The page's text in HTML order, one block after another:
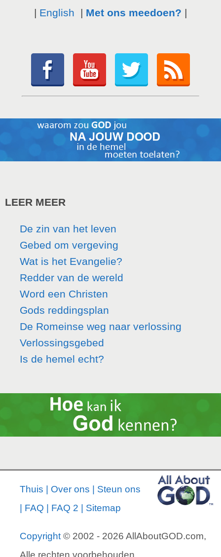
| English | Met ons meedoen? |
LEER MEER
De zin van het leven
Gebed om vergeving
Wat is het Evangelie?
Redder van de wereld
Word een Christen
Gods reddingsplan
De Romeinse weg naar verlossing
Verlossingsgebed
Is de hemel echt?
Thuis | Over ons | Steun ons
| FAQ | FAQ 2 | Sitemap
Copyright © 2002 - 2026 AllAboutGOD.com,
Alle rechten voorbehouden.